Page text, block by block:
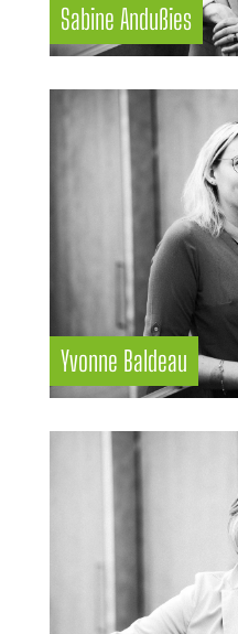
Sabine Andußies
Yvonne Baldeau